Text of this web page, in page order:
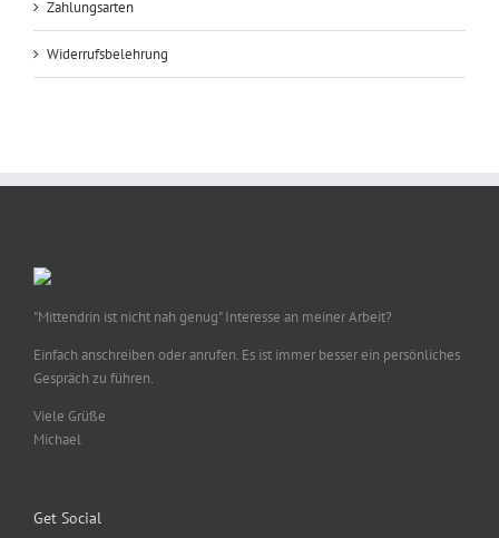
Zahlungsarten
Widerrufsbelehrung
"Mittendrin ist nicht nah genug" Interesse an meiner Arbeit?
Einfach anschreiben oder anrufen. Es ist immer besser ein persönliches
Gespräch zu führen.
Viele Grüße
Michael
Get Social